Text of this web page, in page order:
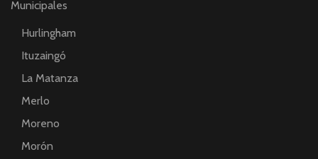
Municipales
Hurlingham
Ituzaingó
La Matanza
Merlo
Moreno
Morón